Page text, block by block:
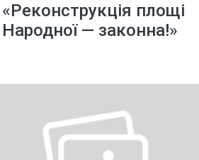
«Реконструкція площі
Народної — законна!»